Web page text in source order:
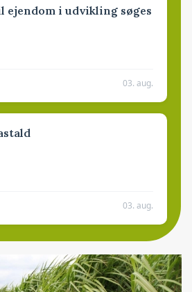
ejendom i udvikling søges
03. aug.
03. aug.